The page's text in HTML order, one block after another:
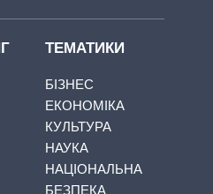
ТЕМАТИКИ
БІЗНЕС
ЕКОНОМІКА
КУЛЬТУРА
НАУКА
НАЦІОНАЛЬНА
БЕЗПЕКА